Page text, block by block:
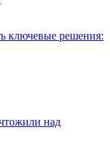
ключевые решения:
над